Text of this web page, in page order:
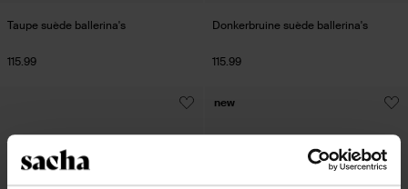
Taupe suède ballerina's
115.99
Donkerbruine suède ballerina's
115.99
new